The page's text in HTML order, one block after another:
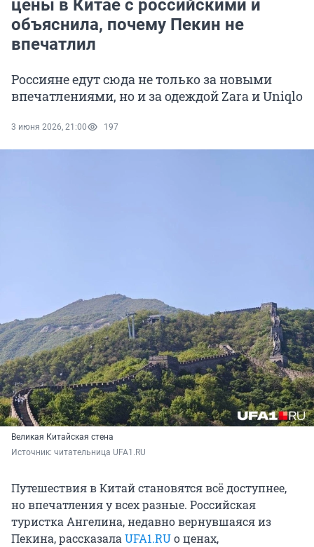
цены в Китае с российскими и
объяснила, почему Пекин не
впечатлил
Россияне едут сюда не только за новыми
впечатлениями, но и за одеждой Zara и Uniqlo
3 июня 2026, 21:00 197
Великая Китайская стена
Источник: читательница UFA1.RU
Путешествия в Китай становятся всё доступнее,
но впечатления у всех разные. Российская
туристка Ангелина, недавно вернувшаяся из
Пекина, рассказалаUFA1.RUо ценах,